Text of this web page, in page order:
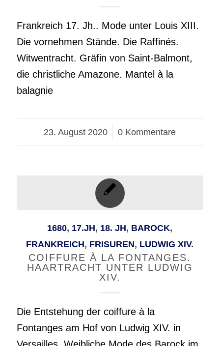
Frankreich 17. Jh.. Mode unter Louis XIII.
Die vornehmen Stände. Die Raffinés.
Witwentracht. Gräfin von Saint-Balmont,
die christliche Amazone. Mantel à la
balagnie
23. August 2020
/ 0 Kommentare
1680, 17.JH, 18. JH, BAROCK,
FRANKREICH, FRISUREN, LUDWIG XIV.
COIFFURE À LA FONTANGES.
HAARTRACHT UNTER LUDWIG
XIV.
Die Entstehung der coiffure à la
Fontanges am Hof von Ludwig XIV. in